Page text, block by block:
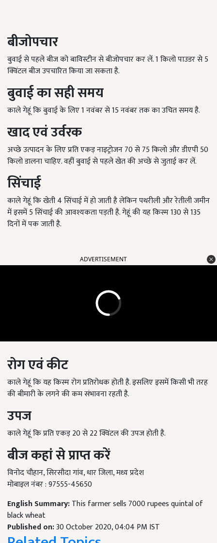
बीजोपचार
बुवाई से पहले बीज को बाविस्टीन से बीजोपचार कर लें. 1 किलो पाउडर से 5
क्विंटल बीज उपचारित किया जा सकता है.
बुवाईकासहीसमय
काले गेहूं कि बुवाई के लिए 1 नवंबर से 15 नवंबर तक का उचित समय है.
खादएवंउर्वरक
अच्छे उत्पादन के लिए प्रति एकड़ नाइट्रोजन 70 से 75 किलो और डीएपी 50
किलो डालना चाहिए. वहीं बुवाई से पहले खेत की अच्छे से जुताई कर लें.
सिंचाई
काले गेहूं कि खेती 4 सिंचाई में हो जाती है लेकिन पथरीली और रेतीली जमीन
में इसमें 5 सिंचाई की आवश्यकता पड़ती है. गेहूं की यह किस्म 130 से 135
दिनों में पक जाती है.
ADVERTISEMENT
रोग एवं कीट
काले गेहूं कि यह किस्म रोग प्रतिरोधक होती है. इसलिए इसमें किसी भी तरह
की बीमारी के लगने की कम संभावना रहती है.
उपज
काले गेहूं कि प्रति एकड़ 20 से 22 क्विंटल की उपज होती है.
बीजकहांसेप्राप्तकरें
विनोद चौहान, सिरसौदा गांव, धार जिला, मध्य प्रदेश
मोबाइल नंबर : 97555-45650
English Summary:This farmer sells 7000 rupees quintal of
black wheat
Published on:30 October 2020, 04:04 PM IST